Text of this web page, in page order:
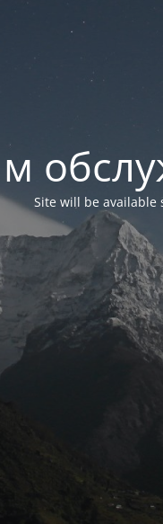
Site will be available